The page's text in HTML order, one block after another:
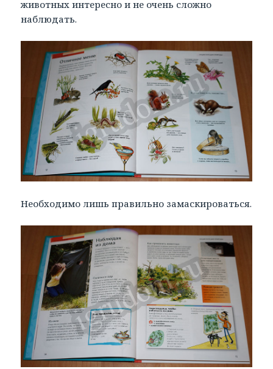
животных интересно и не очень сложно
наблюдать.
Необходимо лишь правильно замаскироваться.